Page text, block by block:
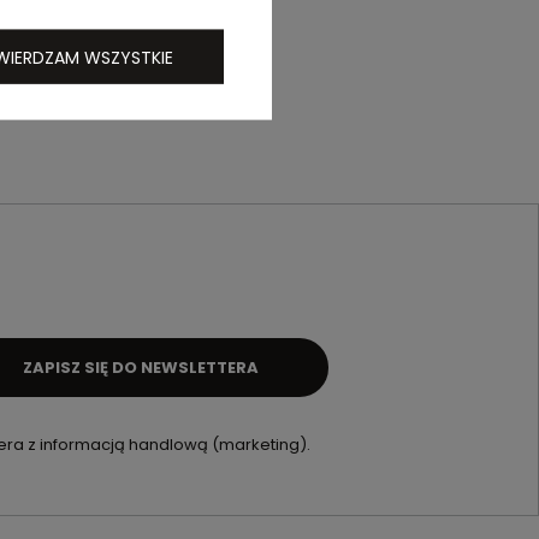
z informacją handlową (marketing).
ZAPISZ SIĘ DO NEWSLETTERA
WSZYSTKIE